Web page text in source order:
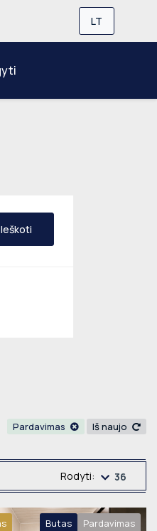
LT
Ieškoti
Pardavimas Iš naujo
Rodyti: 36
Butas Pardavimas